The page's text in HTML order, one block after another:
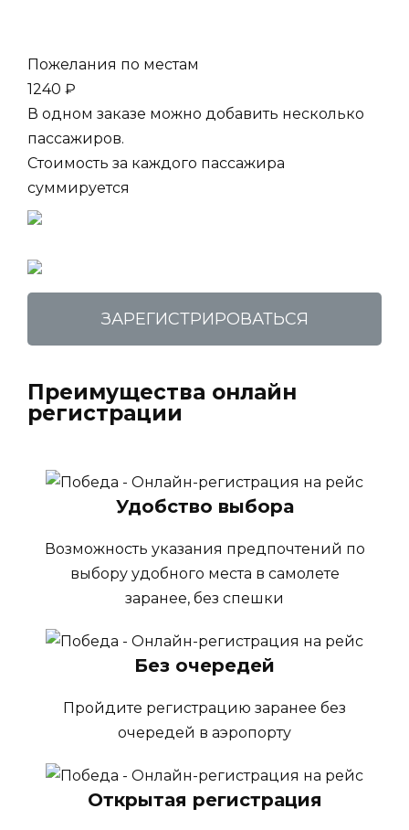
Пожелания по местам
1240 ₽
В одном заказе можно добавить несколько
пассажиров.
Стоимость за каждого пассажира
суммируется
ЗАРЕГИСТРИРОВАТЬСЯ
Преимущества онлайн
регистрации
Удобство выбора
Возможность указания предпочтений по
выбору удобного места в самолете
заранее, без спешки
Без очередей
Пройдите регистрацию заранее без
очередей в аэропорту
Открытая регистрация